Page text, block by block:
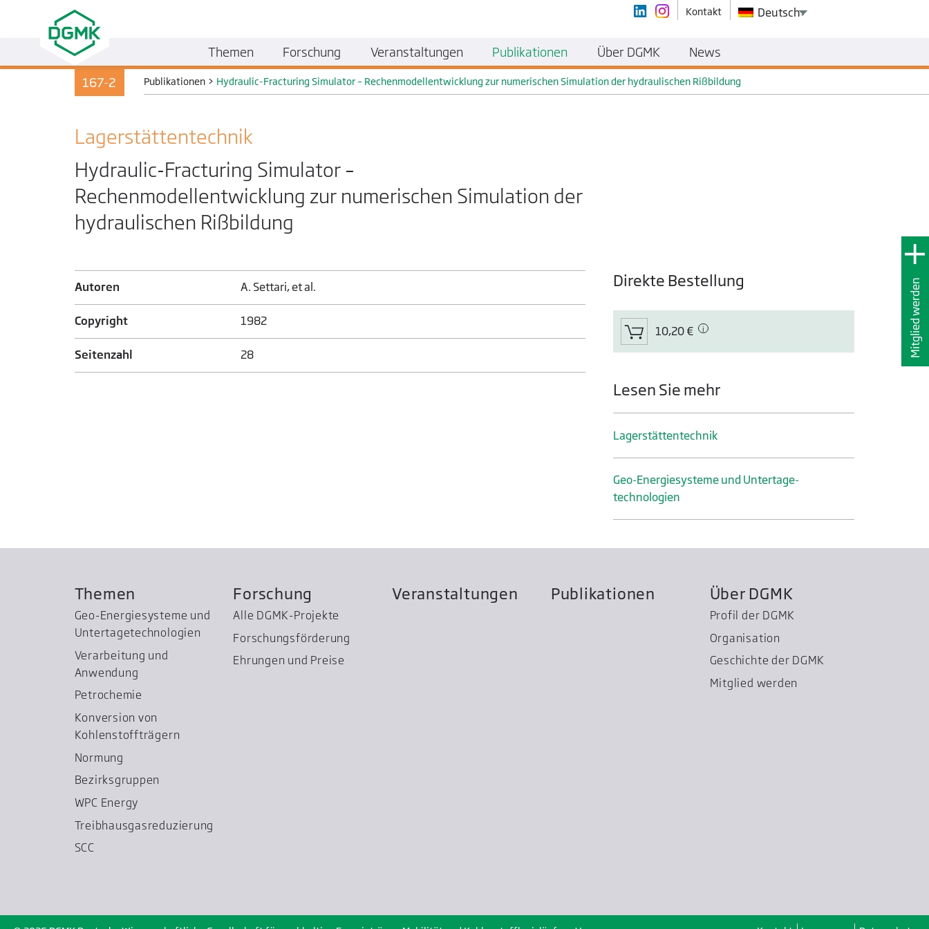
Mitglied werden
167-2 Publikationen > Hydraulic-Fracturing Simulator – Rechenmodellentwicklung zur numerischen Simulation der hydraulischen Rißbildung
Lager­stätten­technik
Hydraulic-Fracturing Simulator –
Rechenmodellentwicklung zur numerischen Simulation der
hydraulischen Rißbildung
Autoren A. Settari, et al.
Copyright 1982
Seitenzahl 28
Direkte Bestellung
10,20 €
Lesen Sie mehr
Lager­stätten­technik
Geo-Energiesysteme und Untertage­
technologien
Themen
Geo-Energiesysteme und
Untertage­technologien
Verarbeitung und
Anwendung
Petrochemie
Konversion von
Kohlenstoffträgern
Normung
Bezirksgruppen
WPC Energy
Treibhausgas­reduzierung
SCC
Forschung
Alle DGMK-Projekte
Forschungsförderung
Ehrungen und Preise
Veranstaltungen Publikationen Über DGMK
Profil der DGMK
Organisation
Geschichte der DGMK
Mitglied werden
Kontakt Deutsch
Themen Forschung Veranstaltungen Publikationen Über DGMK News